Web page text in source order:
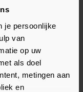
je persoonlijke
van
op uw
als doel
metingen aan
en